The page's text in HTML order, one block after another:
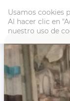
Usamos cookies
Al hacer clic en
nuestro uso de